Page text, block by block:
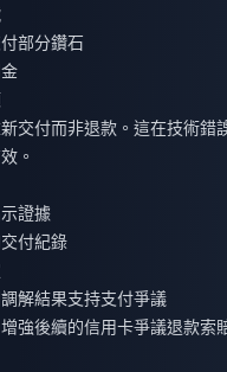
部分鑽石
交付而非退款。這在技術錯
。
證據
付紀錄
解結果支持支付爭議
強後續的信用卡爭議退款索